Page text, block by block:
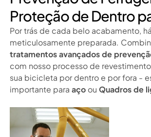
Proteção de Dentro
Por trás de cada belo acabamento,
meticulosamente preparada.
tratamentos avançados de
com nosso processo de
sua bicicleta por dentro e por fora -
importante para aço ou Quadros de